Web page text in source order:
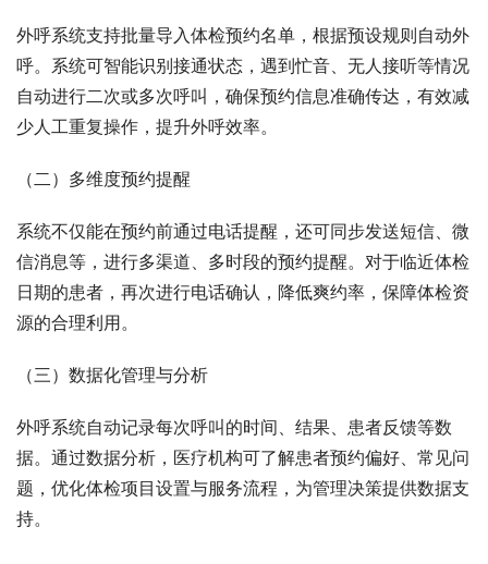
外呼系统支持批量导入体检预约名单，根据预设规则自动外
呼。系统可智能识别接通状态，遇到忙音、无人接听等情况
自动进行二次或多次呼叫，确保预约信息准确传达，有效减
少人工重复操作，提升外呼效率。​
（二）多维度预约提醒​
系统不仅能在预约前通过电话提醒，还可同步发送短信、微
信消息等，进行多渠道、多时段的预约提醒。对于临近体检
日期的患者，再次进行电话确认，降低爽约率，保障体检资
源的合理利用。​
（三）数据化管理与分析​
外呼系统自动记录每次呼叫的时间、结果、患者反馈等数
据。通过数据分析，医疗机构可了解患者预约偏好、常见问
题，优化体检项目设置与服务流程，为管理决策提供数据支
持。​